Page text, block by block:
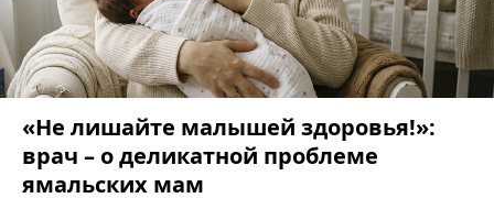
«Не лишайте малышей здоровья!»:
врач – о деликатной проблеме
ямальских мам